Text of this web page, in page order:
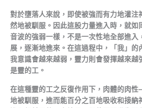
對於墮落人來說，即使被強而有力地灌注
然地被馴服。因此這股力量進入時，就如
音波的強弱一樣，不是一次性地全部進入
展，逐漸地進來。在這過程中，「我」的
我意識會越來越弱，靈力則會發揮越來越
是靈的工。
在這種靈的工之反復作用下，肉體的肉
地被馴服，進而能百分之百地吸收和接納